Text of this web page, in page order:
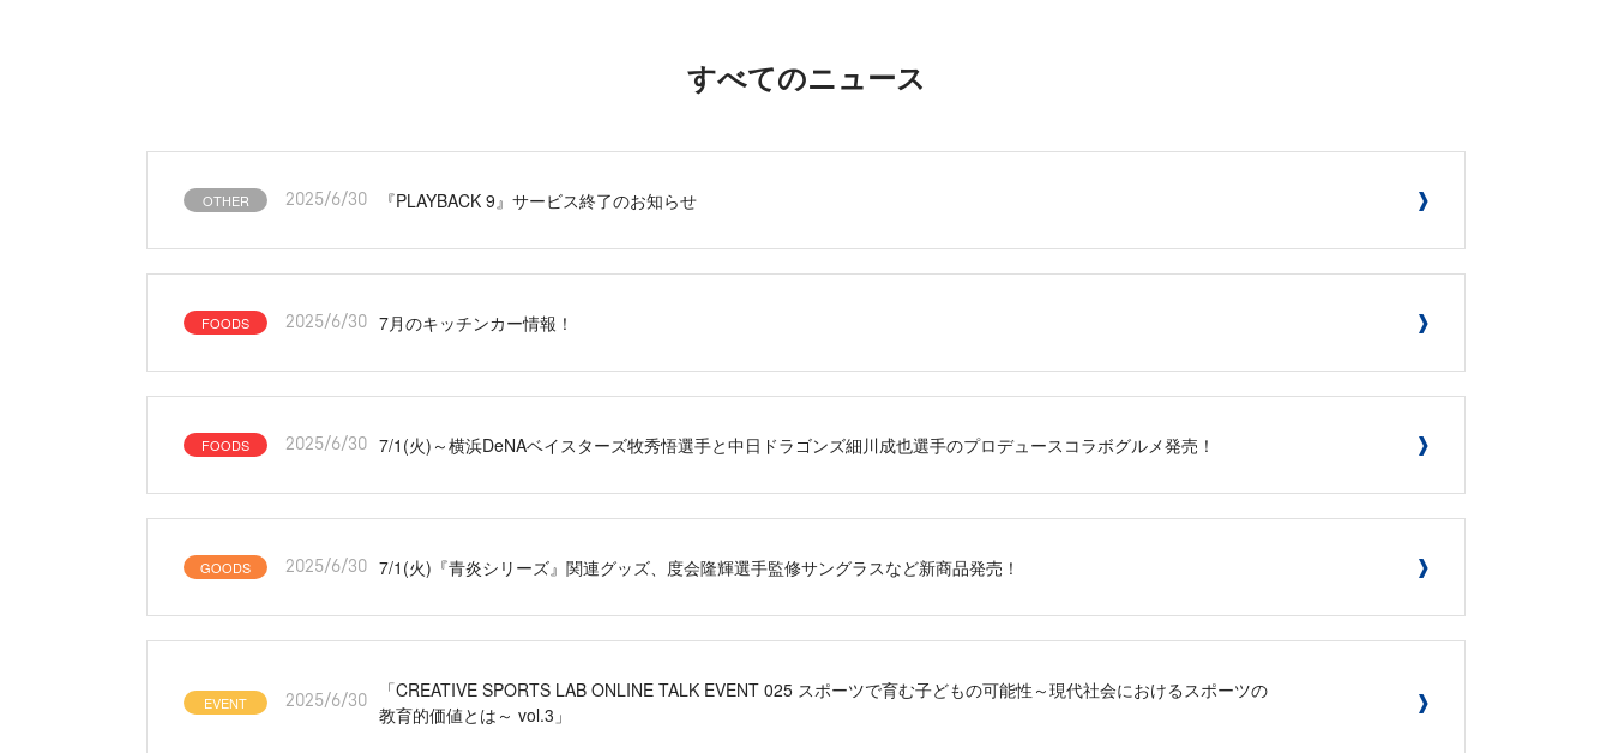
すべてのニュース
OTHER 2025/6/30 『PLAYBACK 9』サービス終了のお知らせ
FOODS 2025/6/30 7月のキッチンカー情報！
FOODS 2025/6/30 7/1(火)～横浜DeNAベイスターズ牧秀悟選手と中日ドラゴンズ細川成也選手のプロデュースコラボグルメ発売！
GOODS 2025/6/30 7/1(火)『青炎シリーズ』関連グッズ、度会隆輝選手監修サングラスなど新商品発売！
EVENT 2025/6/30
「CREATIVE SPORTS LAB ONLINE TALK EVENT 025 スポーツで育む子どもの可能性～現代社会におけるスポーツの
教育的価値とは～ vol.3」